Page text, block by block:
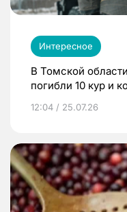
Интересное
В Томской
погибли 10 кур и
12:04 / 25.07.26